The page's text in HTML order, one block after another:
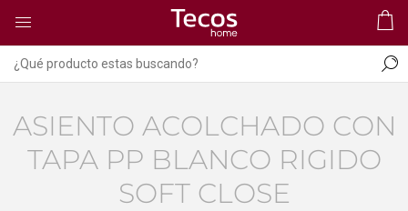
ASIENTO ACOLCHADO CON
TAPA PP BLANCO RIGIDO
SOFT CLOSE